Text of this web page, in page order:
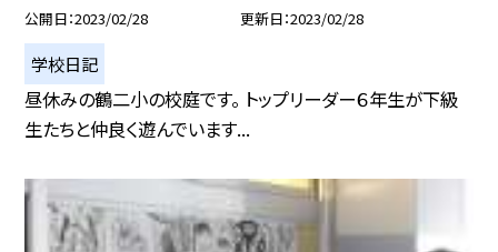
公開日 2023/02/28 更新日 2023/02/28
学校日記
昼休みの鶴二小の校庭です。 トップリーダー６年生が下級
生たちと仲良く遊んでいます...